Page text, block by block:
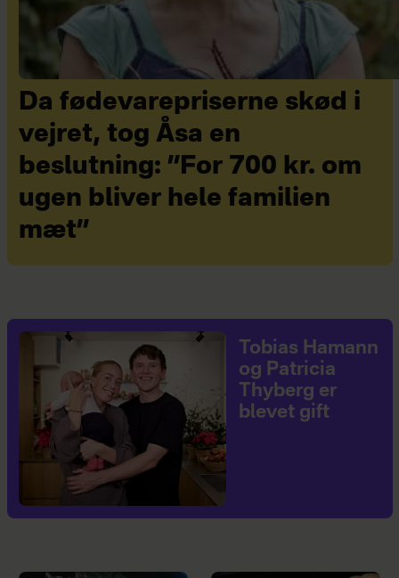
Da fødevarepriserne skød i
vejret, tog Åsa en
beslutning: ”For 700 kr. om
ugen bliver hele familien
mæt”
Tobias Hamann
og Patricia
Thyberg er
blevet gift